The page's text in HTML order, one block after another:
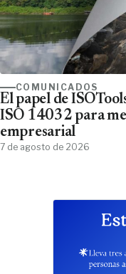
COMUNICADOS
El papel de
ISO 14032 para
empresarial
7 de agosto de 2026